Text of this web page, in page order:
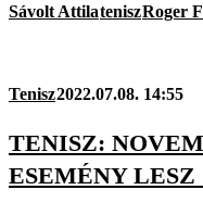
Sávolt AttilateniszRoger
Tenisz2022.07.08. 14:55
TENISZ:
ESEMÉNY